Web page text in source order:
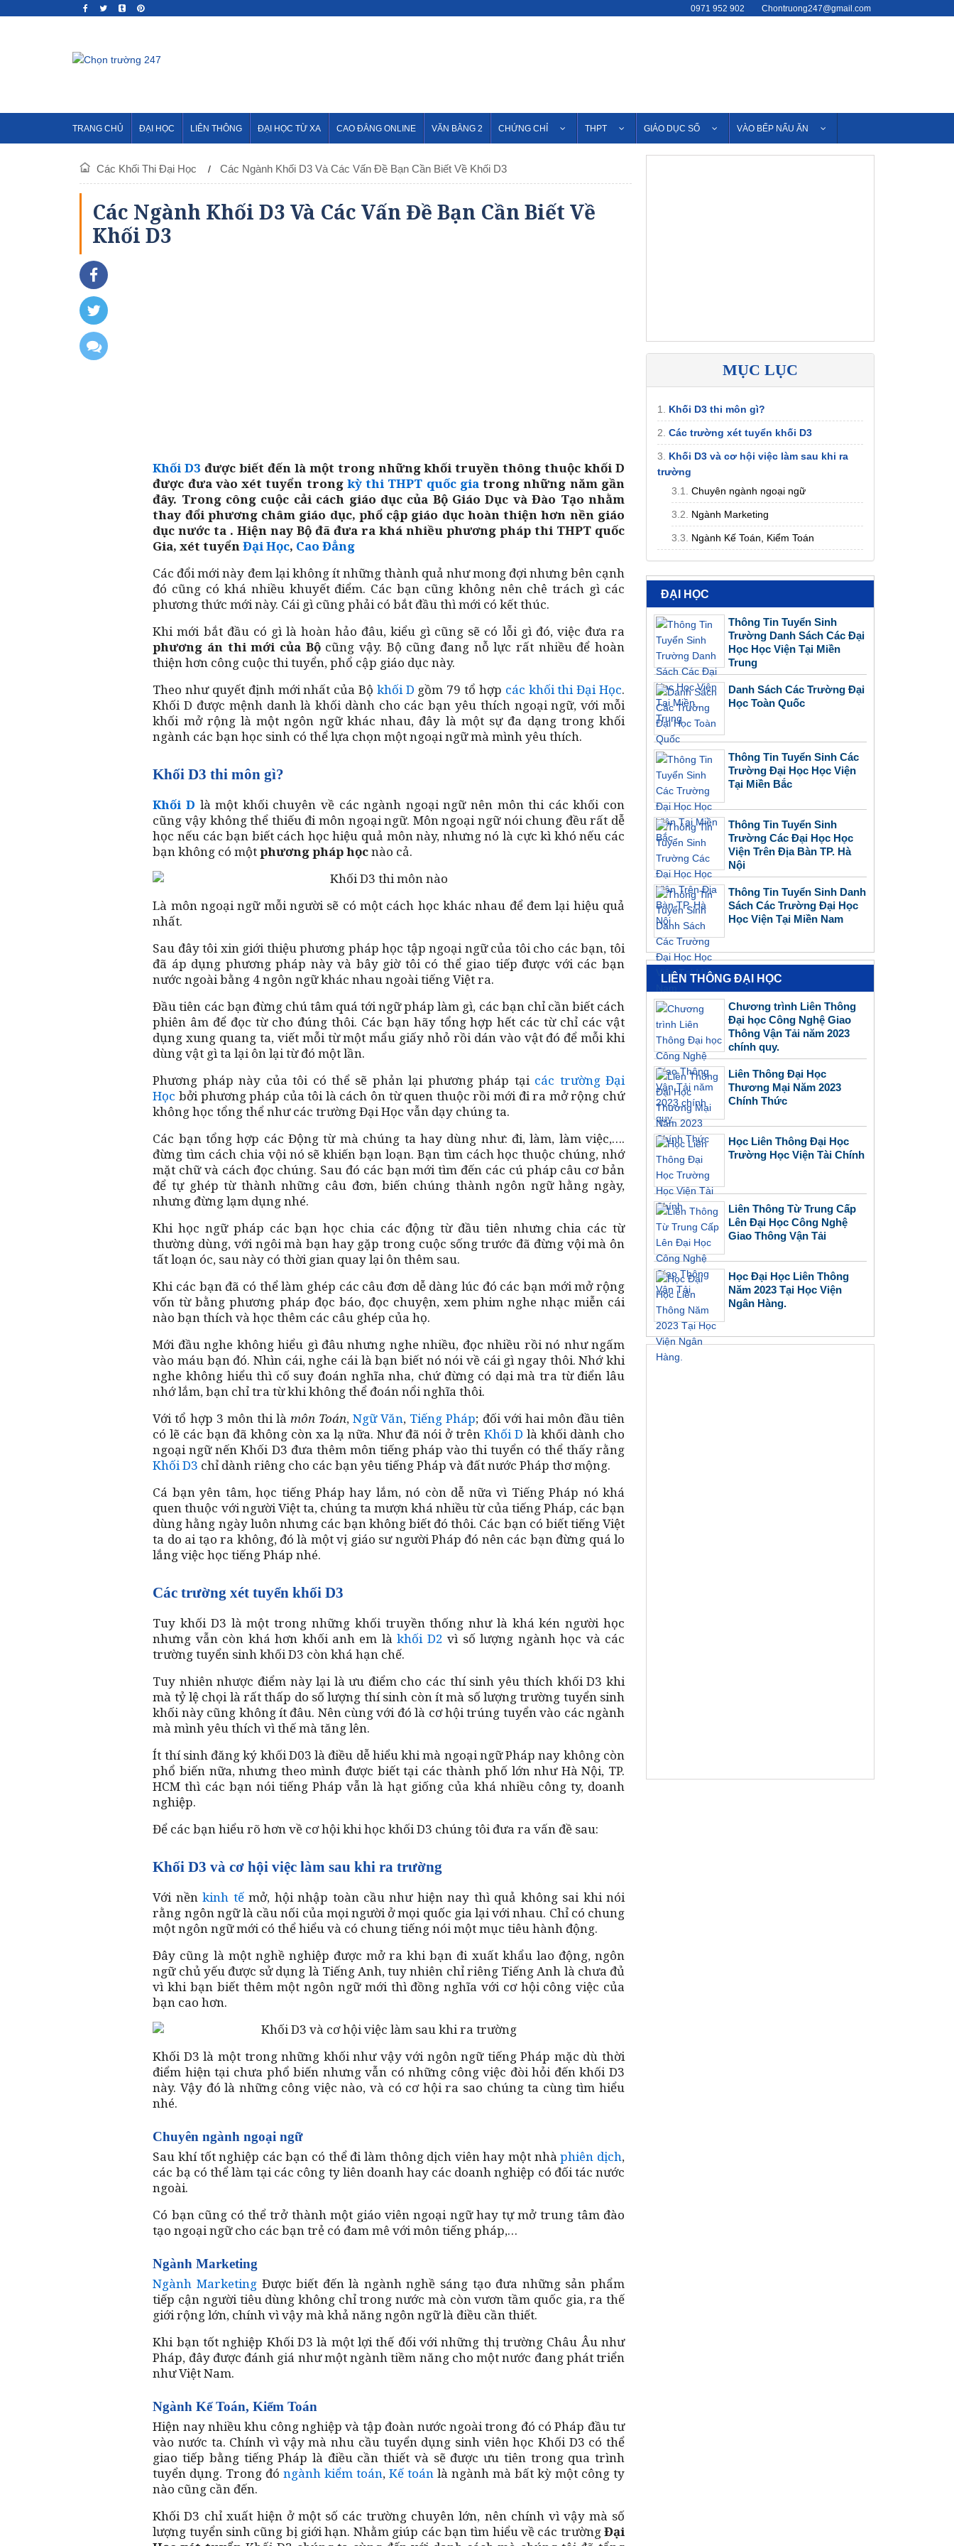
0971 952 902 Chontruong247@gmail.com
TRANG CHỦ ĐẠI HỌC LIÊN THÔNG ĐẠI HỌC TỪ XA CAO ĐẲNG ONLINE VĂN BẰNG 2 CHỨNG CHỈ THPT GIÁO DỤC SỐ VÀO BẾP NẤU ĂN
Các Khối Thi Đại Học Các Ngành Khối D3 Và Các Vấn Đề Bạn Cần Biết Về Khối D3
Các Ngành Khối D3 Và Các Vấn Đề Bạn Cần Biết Về
Khối D3
Khối D3 được biết đến là một trong những khối truyền thông thuộc khối D
được đưa vào xét tuyển trong kỳ thi THPT quốc giatrong những năm gần
đây. Trong công cuộc cải cách giáo dục của Bộ Giáo Dục và Đào Tạo nhằm
thay đổi phương châm giáo dục, phổ cập giáo dục hoàn thiện hơn nền giáo
dục nước ta . Hiện nay Bộ đã đưa ra khá nhiều phương pháp thi THPT quốc
Gia, xét tuyểnĐại Học, Cao Đẳng
Các đổi mới này đem lại không ít những thành quả như mong đợi nhưng bên cạnh
đó cũng có khá nhiều khuyết điểm. Các bạn cũng không nên chê trách gì các
phương thức mới này. Cái gì cũng phải có bắt đầu thì mới có kết thúc.
Khi mới bắt đầu có gì là hoàn hảo đâu, kiểu gì cũng sẽ có lỗi gì đó, việc đưa ra
phương án thi mới của Bộ cũng vậy. Bộ cũng đang nỗ lực rất nhiều để hoàn
thiện hơn công cuộc thi tuyển, phổ cập giáo dục này.
Theo như quyết định mới nhất của Bộ khối D gồm 79 tổ hợp các khối thi Đại Học.
Khối D được mệnh danh là khối dành cho các bạn yêu thích ngoại ngữ, với mỗi
khối mở rộng là một ngôn ngữ khác nhau, đây là một sự đa dạng trong khối
ngành các bạn học sinh có thể lựa chọn một ngoại ngữ mà mình yêu thích.
Khối D3 thi môn gì?
Khối D là một khối chuyên về các ngành ngoại ngữ nên môn thi các khối con
cũng vậy không thể thiếu đi môn ngoại ngữ. Môn ngoại ngữ nói chung đều rất dễ
học nếu các bạn biết cách học hiệu quả môn này, nhưng nó là cực kì khó nếu các
bạn không có mộtphương pháp họcnào cả.
Là môn ngoại ngữ mỗi người sẽ có một cách học khác nhau để đem lại hiệu quả
nhất.
Sau đây tôi xin giới thiệu phương pháp học tập ngoại ngữ của tôi cho các bạn, tôi
đã áp dụng phương pháp này và bây giờ tôi có thể giao tiếp được với các bạn
nước ngoài bằng 4 ngôn ngữ khác nhau ngoài tiếng Việt ra.
Đầu tiên các bạn đừng chú tâm quá tới ngữ pháp làm gì, các bạn chỉ cần biết cách
phiên âm để đọc từ cho đúng thôi. Các bạn hãy tổng hợp hết các từ chỉ các vật
dụng xung quang ta, viết mỗi từ một mẩu giấy nhỏ rồi dán vào vật đó để mỗi khi
dùng vật gì ta lại ôn lại từ đó một lần.
Phương pháp này của tôi có thể sẽ phản lại phương pháp tại các trường Đại
Học bởi phương pháp của tôi là cách ôn từ quen thuộc rồi mới đi ra mở rộng chứ
không học tổng thể như các trường Đại Học vẫn dạy chúng ta.
Các bạn tổng hợp các Động từ mà chúng ta hay dùng như: đi, làm, làm việc,….
đừng tìm cách chia vội nó sẽ khiến bạn loạn. Bạn tìm cách học thuộc chúng, nhớ
mặt chữ và cách đọc chúng. Sau đó các bạn mới tìm đến các cú pháp câu cơ bản
để tự ghép từ thành những câu đơn, biến chúng thành ngôn ngữ hằng ngày,
nhưng đừng lạm dụng nhé.
Khi học ngữ pháp các bạn học chia các động từ đầu tiên nhưng chia các từ
thường dùng, với ngôi mà bạn hay gặp trong cuộc sống trước đã đừng vội mà ôn
tất loạn óc, sau này có thời gian quay lại ôn thêm sau.
Khi các bạn đã có thể làm ghép các câu đơn dễ dàng lúc đó các bạn mới mở rộng
vốn từ bằng phương pháp đọc báo, đọc chuyện, xem phim nghe nhạc miễn cái
nào bạn thích và học thêm các câu ghép của họ.
Mới đầu nghe không hiểu gì đâu nhưng nghe nhiều, đọc nhiều rồi nó như ngấm
vào máu bạn đó. Nhìn cái, nghe cái là bạn biết nó nói về cái gì ngay thôi. Nhớ khi
nghe không hiểu thì cố suy đoán nghĩa nha, chứ đừng có dại mà tra từ điển lâu
nhớ lắm, bạn chỉ tra từ khi không thể đoán nổi nghĩa thôi.
Với tổ hợp 3 môn thi là môn Toán,Ngữ Văn, Tiếng Pháp; đối với hai môn đầu tiên
có lẽ các bạn đã không còn xa lạ nữa. Như đã nói ở trênKhối D là khối dành cho
ngoại ngữ nến Khối D3 đưa thêm môn tiếng pháp vào thi tuyển có thể thấy rằng
Khối D3 chỉ dành riêng cho các bạn yêu tiếng Pháp và đất nước Pháp thơ mộng.
Cá bạn yên tâm, học tiếng Pháp hay lắm, nó còn dễ nữa vì Tiếng Pháp nó khá
quen thuộc với người Việt ta, chúng ta mượn khá nhiều từ của tiếng Pháp, các bạn
dùng hằng ngày luôn nhưng các bạn không biết đó thôi. Các bạn có biết tiếng Việt
ta do ai tạo ra không, đó là một vị giáo sư người Pháp đó nên các bạn đừng quá lo
lắng việc học tiếng Pháp nhé.
Các trường xét tuyển khối D3
Tuy khối D3 là một trong những khối truyền thống như là khá kén người học
nhưng vẫn còn khá hơn khối anh em làkhối D2 vì số lượng ngành học và các
trường tuyển sinh khối D3 còn khá hạn chế.
Tuy nhiên nhược điểm này lại là ưu điểm cho các thí sinh yêu thích khối D3 khi
mà tỷ lệ chọi là rất thấp do số lượng thí sinh còn ít mà số lượng trường tuyển sinh
khối này cũng không ít đâu. Nên cùng với đó là cơ hội trúng tuyển vào các ngành
mà mình yêu thích vì thế mà tăng lên.
Ít thí sinh đăng ký khối D03 là điều dễ hiểu khi mà ngoại ngữ Pháp nay không còn
phổ biến nữa, nhưng theo mình được biết tại các thành phố lớn như Hà Nội, TP.
HCM thì các bạn nói tiếng Pháp vẫn là hạt giống của khá nhiều công ty, doanh
nghiệp.
Để các bạn hiểu rõ hơn về cơ hội khi học khối D3 chúng tôi đưa ra vấn đề sau:
Khối D3 và cơ hội việc làm sau khi ra trường
Với nềnkinh tếmở, hội nhập toàn cầu như hiện nay thì quả không sai khi nói
rằng ngôn ngữ là cầu nối của mọi người ở mọi quốc gia lại với nhau. Chỉ có chung
một ngôn ngữ mới có thể hiểu và có chung tiếng nói một mục tiêu hành động.
Đây cũng là một nghề nghiệp được mở ra khi bạn đi xuất khẩu lao động, ngôn
ngữ chủ yếu được sử dụng là Tiếng Anh, tuy nhiên chỉ riêng Tiếng Anh là chưa đủ
vì khi bạn biết thêm một ngôn ngữ mới thì đồng nghĩa với cơ hội công việc của
bạn cao hơn.
Khối D3 là một trong những khối như vậy với ngôn ngữ tiếng Pháp mặc dù thời
điểm hiện tại chưa phổ biến nhưng vẫn có những công việc đòi hỏi đến khối D3
này. Vậy đó là những công việc nào, và có cơ hội ra sao chúng ta cùng tìm hiểu
nhé.
Chuyên ngành ngoại ngữ
Sau khí tốt nghiệp các bạn có thể đi làm thông dịch viên hay một nhàphiên dịch,
các bạ có thể làm tại các công ty liên doanh hay các doanh nghiệp có đối tác nước
ngoài.
Có bạn cũng có thể trở thành một giáo viên ngoại ngữ hay tự mở trung tâm đào
tạo ngoại ngữ cho các bạn trẻ có đam mê với môn tiếng pháp,…
Ngành Marketing
Ngành MarketingĐược biết đến là ngành nghề sáng tạo đưa những sản phẩm
tiếp cận người tiêu dùng không chỉ trong nước mà còn vươn tầm quốc gia, ra thế
giới rộng lớn, chính vì vậy mà khả năng ngôn ngữ là điều cần thiết.
Khi bạn tốt nghiệp Khối D3 là một lợi thế đối với những thị trường Châu Âu như
Pháp, đây được đánh giá như một ngành tiềm năng cho một nước đang phát triển
như Việt Nam.
Ngành Kế Toán, Kiểm Toán
Hiện nay nhiều khu công nghiệp và tập đoàn nước ngoài trong đó có Pháp đầu tư
vào nước ta. Chính vì vậy mà nhu cầu tuyển dụng sinh viên học Khối D3 có thể
giao tiếp bằng tiếng Pháp là điều cần thiết và sẽ được ưu tiên trong qua trình
tuyển dụng. Trong đóngành kiểm toán,Kế toán là ngành mà bất kỳ một công ty
nào cũng cần đến.
Khối D3 chỉ xuất hiện ở một số các trường chuyên lớn, nên chính vì vậy mà số
lượng tuyển sinh cũng bị giới hạn. Nhằm giúp các bạn tìm hiểu về các trườngĐại
MỤC LỤC
1. Khối D3 thi môn gì?
2. Các trường xét tuyển khối D3
3. Khối D3 và cơ hội việc làm sau khi ra
trường
3.1. Chuyên ngành ngoại ngữ
3.2. Ngành Marketing
3.3. Ngành Kế Toán, Kiểm Toán
ĐẠI HỌC
Thông Tin Tuyển Sinh
Trường Danh Sách Các Đại
Học Học Viện Tại Miền
Trung
Danh Sách Các Trường Đại
Học Toàn Quốc
Thông Tin Tuyển Sinh Các
Trường Đại Học Học Viện
Tại Miền Bắc
Thông Tin Tuyển Sinh
Trường Các Đại Học Học
Viện Trên Địa Bàn TP. Hà
Nội
Thông Tin Tuyển Sinh Danh
Sách Các Trường Đại Học
Học Viện Tại Miền Nam
LIÊN THÔNG ĐẠI HỌC
Chương trình Liên Thông
Đại học Công Nghệ Giao
Thông Vận Tải năm 2023
chính quy.
Liên Thông Đại Học
Thương Mại Năm 2023
Chính Thức
Học Liên Thông Đại Học
Trường Học Viện Tài Chính
Liên Thông Từ Trung Cấp
Lên Đại Học Công Nghệ
Giao Thông Vận Tải
Học Đại Học Liên Thông
Năm 2023 Tại Học Viện
Ngân Hàng.